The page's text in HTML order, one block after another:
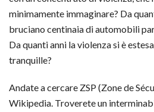
minimamente immaginare? Da
bruciano centinaia di automobili
Da quanti anni la violenza si è
tranquille?
Andate a cercare ZSP (Zone de
Wikipedia. Troverete un